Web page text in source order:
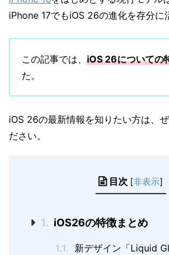
iPhone 17でもiOS 26の進化を存分に
この記事では、 iOS 26についての
た。
iOS 26の最新情報を知りたい方は、
ださい。
目次 [非表示]
1. iOS26の特徴まとめ
1.1. 新デザイン「Liquid